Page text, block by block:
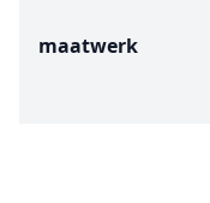
maatwerk